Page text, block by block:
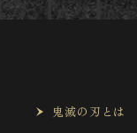
鬼滅の刃とは